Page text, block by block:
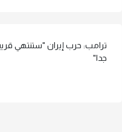
ترامب: حرب إيران "ستنتهي
جدا"